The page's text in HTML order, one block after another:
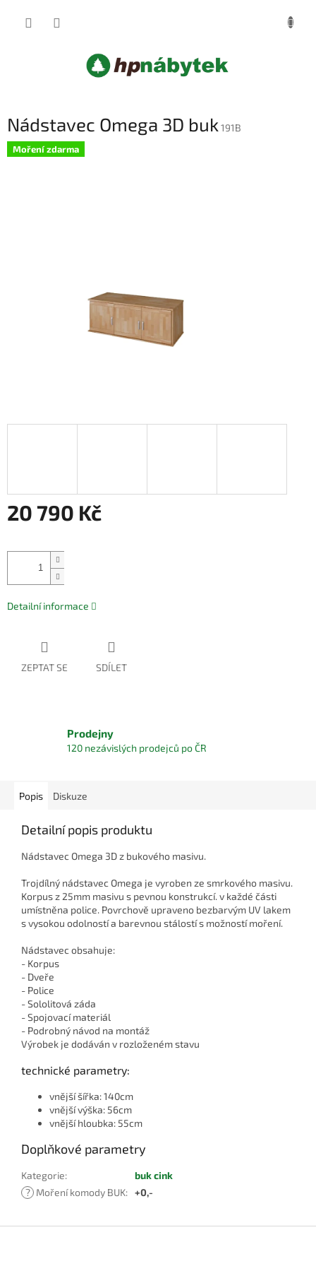
Nádstavec Omega 3D buk 191B
Moření zdarma
20 790 Kč
cena:
Detailní informace
ZEPTAT SE SDÍLET
Prodejny
120 nezávislých prodejců po ČR
Popis Diskuze
Detailní popis produktu
Nádstavec Omega 3D z bukového masivu.
Trojdílný nádstavec Omega je vyroben ze smrkového masivu.
Korpus z 25mm masivu s pevnou konstrukcí. v každé části
umístněna police. Povrchově upraveno bezbarvým UV lakem
s vysokou odolností a barevnou stálostí s možností moření.
Nádstavec obsahuje:
- Korpus
- Dveře
- Police
- Sololitová záda
- Spojovací materiál
- Podrobný návod na montáž
Výrobek je dodáván v rozloženém stavu
technické parametry:
vnější šířka: 140cm
vnější výška: 56cm
vnější hloubka: 55cm
Doplňkové parametry
Kategorie:
buk cink
? Moření komody BUK: +0,-